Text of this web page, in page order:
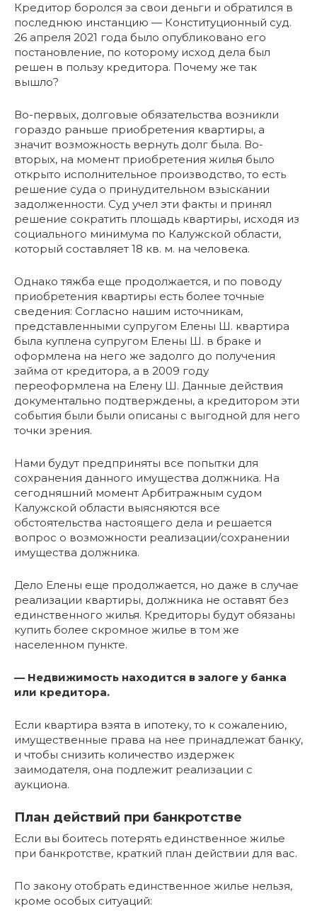
Кредитор боролся за свои деньги и обратился в
последнюю инстанцию — Конституционный суд.
26 апреля 2021 года было опубликовано его
постановление, по которому исход дела был
решен в пользу кредитора. Почему же так
вышло?
Во-первых, долговые обязательства возникли
гораздо раньше приобретения квартиры, а
значит возможность вернуть долг была. Во-
вторых, на момент приобретения жилья было
открыто исполнительное производство, то есть
решение суда о принудительном взыскании
задолженности. Суд учел эти факты и принял
решение сократить площадь квартиры, исходя из
социального минимума по Калужской области,
который составляет 18 кв. м. на человека.
Однако тяжба еще продолжается, и по поводу
приобретения квартиры есть более точные
сведения: Согласно нашим источникам,
представленными супругом Елены Ш. квартира
была куплена супругом Елены Ш. в браке и
оформлена на него же задолго до получения
займа от кредитора, а в 2009 году
переоформлена на Елену Ш. Данные действия
документально подтверждены, а кредитором эти
события были были описаны с выгодной для него
точки зрения.
Нами будут предприняты все попытки для
сохранения данного имущества должника. На
сегодняшний момент Арбитражным судом
Калужской области выясняются все
обстоятельства настоящего дела и решается
вопрос о возможности реализации/сохранении
имущества должника.
Дело Елены еще продолжается, но даже в случае
реализации квартиры, должника не оставят без
единственного жилья. Кредиторы будут обязаны
купить более скромное жилье в том же
населенном пункте.
— Недвижимость находится в залоге у банка
или кредитора.
Если квартира взята в ипотеку, то к сожалению,
имущественные права на нее принадлежат банку,
и чтобы снизить количество издержек
заимодателя, она подлежит реализации с
аукциона.
План действий при банкротстве
Если вы боитесь потерять единственное жилье
при банкротстве, краткий план действии для вас.
По закону отобрать единственное жилье нельзя,
кроме особых ситуаций: